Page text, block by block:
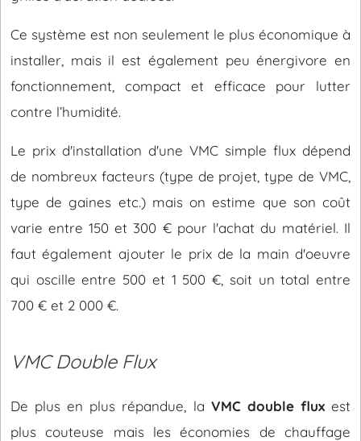
Ce système est non seulement le plus économique à
installer, mais il est également peu énergivore en
fonctionnement, compact et efficace pour lutter
contre l’humidité.
Le prix d'installation d'une VMC simple flux dépend
de nombreux facteurs (type de projet, type de VMC,
type de gaines etc.) mais on estime que son coût
varie entre 150 et 300 € pour l'achat du matériel. Il
faut également ajouter le prix de la main d'oeuvre
qui oscille entre 500 et 1 500 €, soit un total entre
700 € et 2 000 €.
VMC Double Flux
De plus en plus répandue, la VMC double fluxest
plus couteuse mais les économies de chauffage